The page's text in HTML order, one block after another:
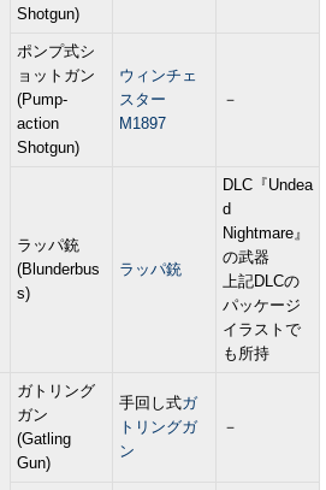
Shotgun)
ポンプ式シ
ョットガン
(Pump-
action
Shotgun)
ウィンチェ
スター
M1897
－
ラッパ銃
(Blunderbus
s)
ラッパ銃
DLC『Undea
d
Nightmare』
の武器
上記DLCの
パッケージ
イラストで
も所持
ガトリング
ガン
(Gatling
Gun)
手回し式ガ
トリングガ
ン
－